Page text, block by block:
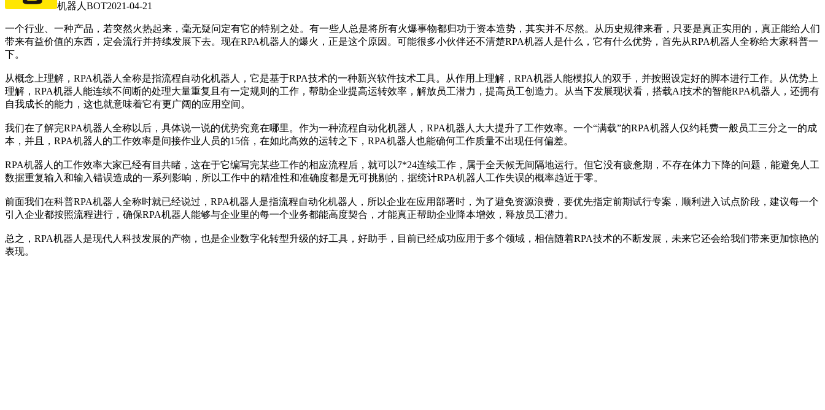
机器人BOT2021-04-21
一个行业、一种产品，若突然火热起来，毫无疑问定有它的特别之处。有一些人总是将所有火爆事物都归功于资本造势，其实并不尽然。从历史规律来看，只要是真正实用的，真正能给人们
带来有益价值的东西，定会流行并持续发展下去。现在RPA机器人的爆火，正是这个原因。可能很多小伙伴还不清楚RPA机器人是什么，它有什么优势，首先从RPA机器人全称给大家科普一
下。
从概念上理解，RPA机器人全称是指流程自动化机器人，它是基于RPA技术的一种新兴软件技术工具。从作用上理解，RPA机器人能模拟人的双手，并按照设定好的脚本进行工作。从优势上
理解，RPA机器人能连续不间断的处理大量重复且有一定规则的工作，帮助企业提高运转效率，解放员工潜力，提高员工创造力。从当下发展现状看，搭载AI技术的智能RPA机器人，还拥有
自我成长的能力，这也就意味着它有更广阔的应用空间。
我们在了解完RPA机器人全称以后，具体说一说的优势究竟在哪里。作为一种流程自动化机器人，RPA机器人大大提升了工作效率。一个“满载”的RPA机器人仅约耗费一般员工三分之一的成
本，并且，RPA机器人的工作效率是间接作业人员的15倍，在如此高效的运转之下，RPA机器人也能确何工作质量不出现任何偏差。
RPA机器人的工作效率大家已经有目共睹，这在于它编写完某些工作的相应流程后，就可以7*24连续工作，属于全天候无间隔地运行。但它没有疲惫期，不存在体力下降的问题，能避免人工
数据重复输入和输入错误造成的一系列影响，所以工作中的精准性和准确度都是无可挑剔的，据统计RPA机器人工作失误的概率趋近于零。
前面我们在科普RPA机器人全称时就已经说过，RPA机器人是指流程自动化机器人，所以企业在应用部署时，为了避免资源浪费，要优先指定前期试行专案，顺利进入试点阶段，建议每一个
引入企业都按照流程进行，确保RPA机器人能够与企业里的每一个业务都能高度契合，才能真正帮助企业降本增效，释放员工潜力。
总之，RPA机器人是现代人科技发展的产物，也是企业数字化转型升级的好工具，好助手，目前已经成功应用于多个领域，相信随着RPA技术的不断发展，未来它还会给我们带来更加惊艳的
表现。